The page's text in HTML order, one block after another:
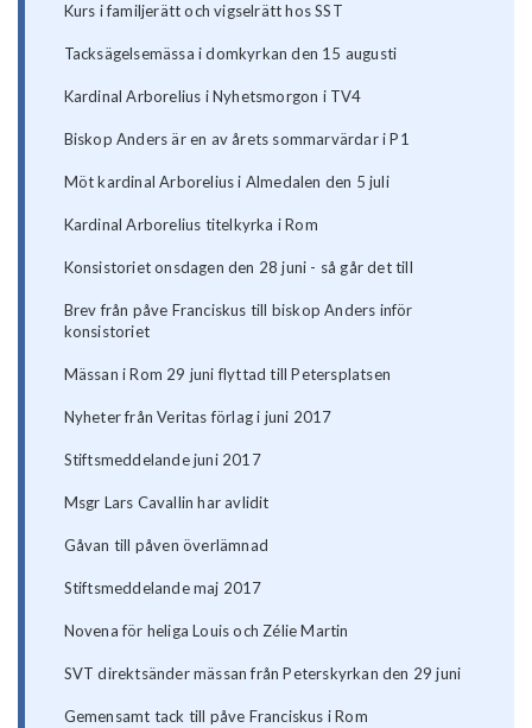
Kurs i familjerätt och vigselrätt hos SST
Tacksägelsemässa i domkyrkan den 15 augusti
Kardinal Arborelius i Nyhetsmorgon i TV4
Biskop Anders är en av årets sommarvärdar i P1
Möt kardinal Arborelius i Almedalen den 5 juli
Kardinal Arborelius titelkyrka i Rom
Konsistoriet onsdagen den 28 juni - så går det till
Brev från påve Franciskus till biskop Anders inför
konsistoriet
Mässan i Rom 29 juni flyttad till Petersplatsen
Nyheter från Veritas förlag i juni 2017
Stiftsmeddelande juni 2017
Msgr Lars Cavallin har avlidit
Gåvan till påven överlämnad
Stiftsmeddelande maj 2017
Novena för heliga Louis och Zélie Martin
SVT direktsänder mässan från Peterskyrkan den 29 juni
Gemensamt tack till påve Franciskus i Rom